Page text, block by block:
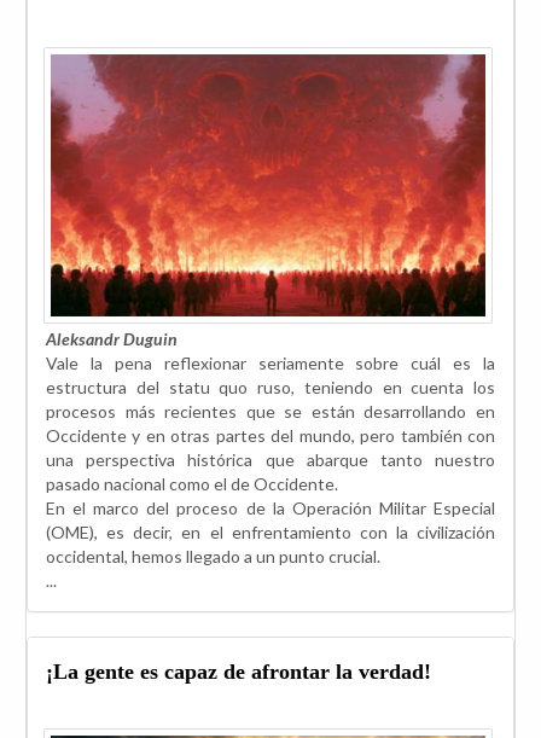
Aleksandr Duguin
Vale la pena reflexionar seriamente sobre cuál es la
estructura del statu quo ruso, teniendo en cuenta los
procesos más recientes que se están desarrollando en
Occidente y en otras partes del mundo, pero también con
una perspectiva histórica que abarque tanto nuestro
pasado nacional como el de Occidente.
En el marco del proceso de la Operación Militar Especial
(OME), es decir, en el enfrentamiento con la civilización
occidental, hemos llegado a un punto crucial.
...
¡La gente es capaz de afrontar la verdad!